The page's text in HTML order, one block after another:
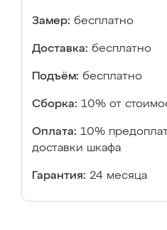
Замер: бесплатно
Доставка: бесплатно
Подъём: бесплатно
Сборка: 10% от
Оплата: 10%
доставки шкафа
Гарантия: 24 месяца